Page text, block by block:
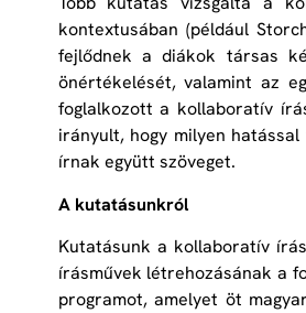
kontextusában (például
fejlődnek a diákok társas
önértékelését, valamint az
foglalkozott a kollaboratív
irányult, hogy milyen
írnak együtt szöveget.
A kutatásunkról
Kutatásunk a kollaboratív
írásművek létrehozásának a
programot, amelyet öt